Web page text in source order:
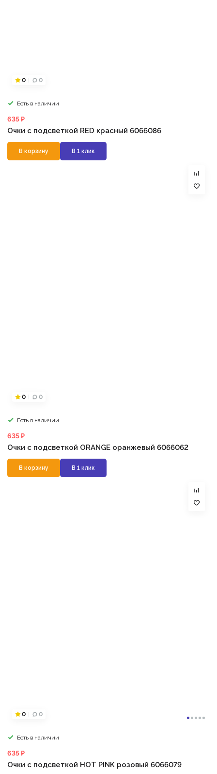
0 0
Есть в наличии
635 ₽
Очки с подсветкой RED красный 6066086
В корзину В 1 клик
0 0
Есть в наличии
635 ₽
Очки с подсветкой ORANGE оранжевый 6066062
В корзину В 1 клик
0 0
Есть в наличии
635 ₽
Очки с подсветкой HOT PINK розовый 6066079